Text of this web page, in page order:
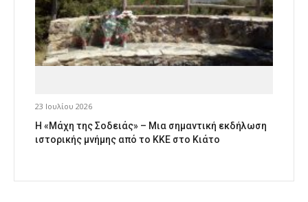
23 Ιουλίου 2026
Η «Μάχη της Σοδειάς» – Μια σημαντική εκδήλωση
ιστορικής μνήμης από το ΚΚΕ στο Κιάτο